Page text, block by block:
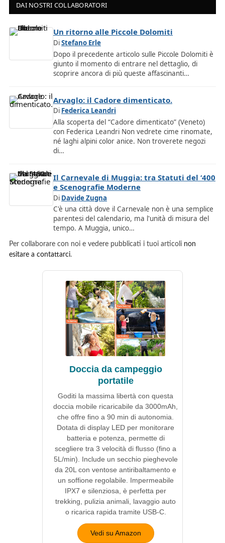
DAI NOSTRI COLLABORATORI
Un ritorno alle Piccole Dolomiti
DiStefano Erle
Dopo il precedente articolo sulle Piccole Dolomiti è
giunto il momento di entrare nel dettaglio, di
scoprire ancora di più queste affascinanti…
Arvaglo: il Cadore dimenticato.
Di Federica Leandri
Alla scoperta del “Cadore dimenticato” (Veneto)
con Federica Leandri Non vedrete cime rinomate,
né laghi alpini color anice. Non troverete negozi
di…
Il Carnevale di Muggia: tra Statuti del ‘400
e Scenografie Moderne
Di Davide Zugna
C'è una città dove il Carnevale non è una semplice
parentesi del calendario, ma l'unità di misura del
tempo. A Muggia, unico…
Per collaborare con noi e vedere pubblicati i tuoi articoli non
esitare a contattarci.
Doccia da campeggio
portatile
Goditi la massima libertà con questa
doccia mobile ricaricabile da 3000mAh,
che offre fino a 90 min di autonomia.
Dotata di display LED per monitorare
batteria e potenza, permette di
scegliere tra 3 velocità di flusso (fino a
5L/min). Include un secchio pieghevole
da 20L con ventose antiribaltamento e
un soffione regolabile. Impermeabile
IPX7 e silenziosa, è perfetta per
trekking, pulizia animali, lavaggio auto
o ricarica rapida tramite USB-C.
Vedi su Amazon